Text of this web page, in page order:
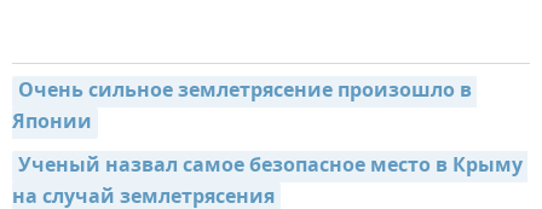
Очень сильное землетрясение произошло в
Японии
Ученый назвал самое безопасное место в Крыму
на случай землетрясения